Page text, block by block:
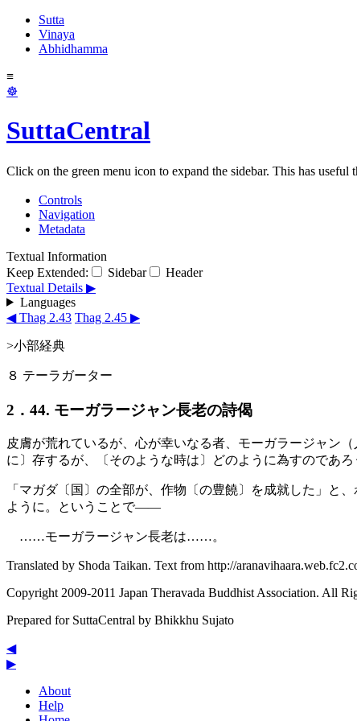
Sutta
Vinaya
Abhidhamma
≡
☸
SuttaCentral
Click on the green menu icon to expand the sidebar. This has
Controls
Navigation
Metadata
Textual Information
Keep Extended:
Sidebar
Header
Textual Details ▶
Languages
◀ Thag 2.43 Thag 2.45 ▶
>小部経典
８ テーラガーター
2．44. モーガラージャン長老の詩偈
皮膚が荒れているが、心が幸いなる者、モーガラージャン
に〕存するが、〔そのような時は〕どのように為すのであろ
「マガダ〔国〕の全部が、作物〔の豊饒〕を成就した」
ように。ということで――
……モーガラージャン長老は……。
Translated by Shoda Taikan. Text from http://
Copyright 2009-2011 Japan Theravada Buddhist Association. All
Prepared for SuttaCentral by Bhikkhu Sujato
◀
▶
About
Help